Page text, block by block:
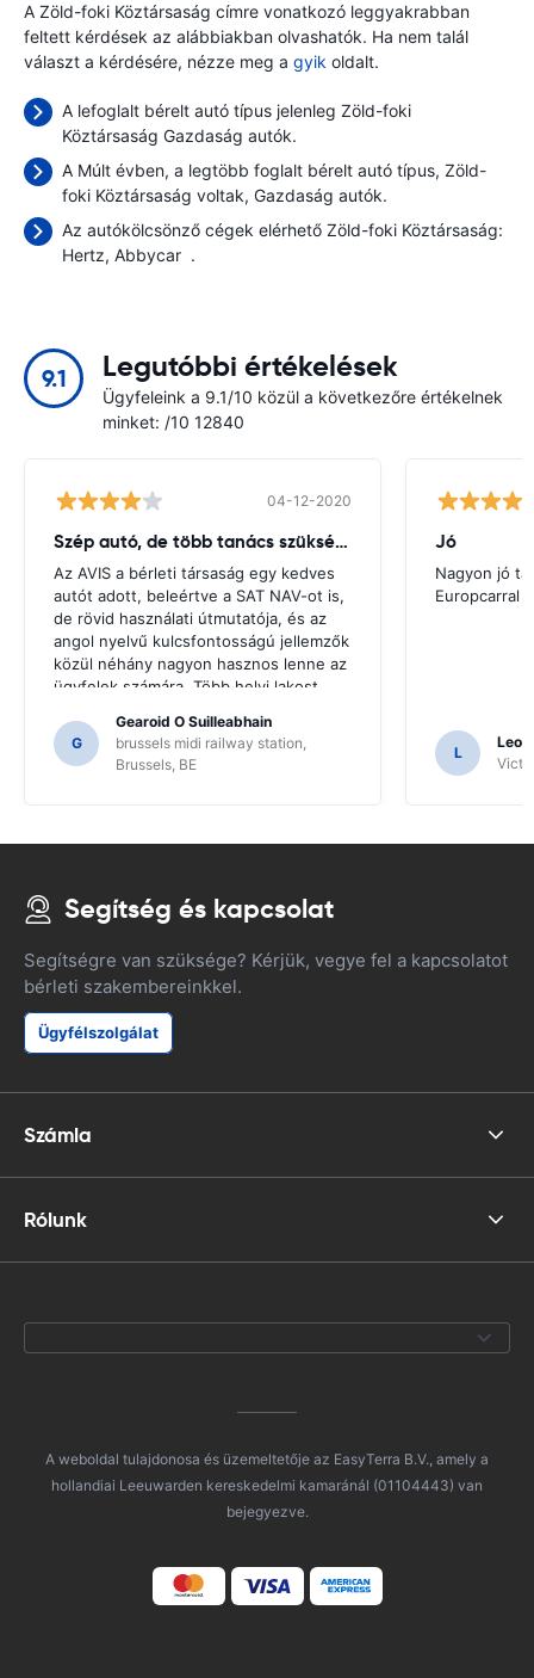
A Zöld-foki Köztársaság címre vonatkozó leggyakrabban
feltett kérdések az alábbiakban olvashatók. Ha nem talál
választ a kérdésére, nézze meg a gyik oldalt.
A lefoglalt bérelt autó típus jelenleg Zöld-foki
Köztársaság Gazdaság autók.
A Múlt évben, a legtöbb foglalt bérelt autó típus, Zöld-
foki Köztársaság voltak, Gazdaság autók.
Az autókölcsönző cégek elérhető Zöld-foki Köztársaság:
Hertz Abbycar .
9.1 Legutóbbi értékelések
Ügyfeleink a 9.1/10 közül a következőre értékelnek
minket: /10 12840
04-12-2020
Szép autó, de több tanács szükséges
Az AVIS a bérleti társaság egy kedves
autót adott, beleértve a SAT NAV-ot is,
de rövid használati útmutatója, és az
angol nyelvű kulcsfontosságú jellemzők
közül néhány nagyon hasznos lenne az
ügyfelek számára. Több helyi lakost
erre a következtetésre jutottunk a SAT
NAV funkcióinak.
G
Gearoid O Suilleabhain
brussels midi railway station,
Brussels, BE
Jó
Nagyon jó
Europcarral
L
Segítség és kapcsolat
Segítségre van szüksége? Kérjük, vegye fel a kapcsolatot
bérleti szakembereinkkel.
Ügyfélszolgálat
Számla
Rólunk
A weboldal tulajdonosa és üzemeltetője az EasyTerra B.V., amely a
hollandiai Leeuwarden kereskedelmi kamaránál (01104443) van
bejegyezve.